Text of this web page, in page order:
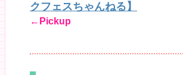
クフェスちゃんねる】
←Pickup